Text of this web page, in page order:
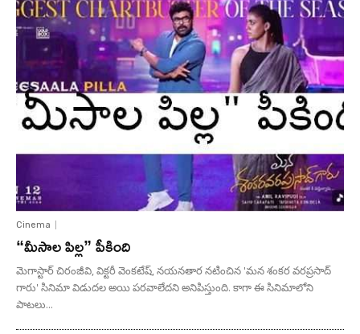
Cinema
“మీసాల పిల్ల” పీకింది
మెగాస్టార్ చిరంజీవి, విక్టరీ వెంకటేష్, నయనతార నటించిన 'మన శంకర వరప్రసాద్
గారు' సినిమా విడుదల అయి పరవాలేదని అనిపిస్తుంది. కాగా ఈ సినిమాలోని
పాటలు...